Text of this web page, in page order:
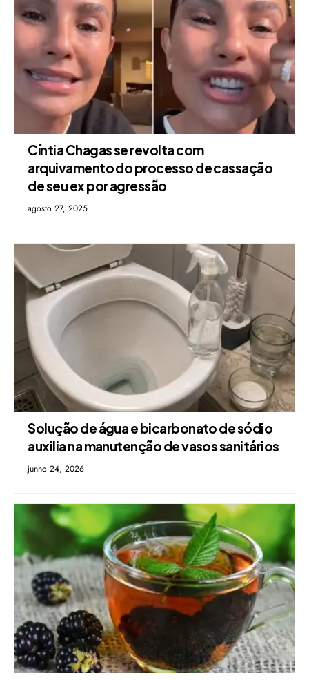
Cíntia Chagas se revolta com
arquivamento do processo de cassação
de seu ex por agressão
agosto 27, 2025
Solução de água e bicarbonato de sódio
auxilia na manutenção de vasos sanitários
junho 24, 2026